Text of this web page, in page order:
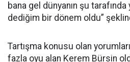
bana gel dünyanın şu
dediğim bir dönem oldu”
Tartışma konusu olan
fazla oyu alan Kerem Bürsin